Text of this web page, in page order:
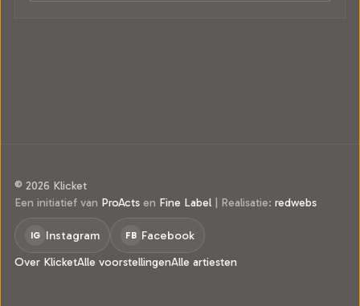
© 2026 Klicket
Een initiatief van ProActs en Fine Label | Realisatie: redwebs
IG Instagram FB Facebook
Over KlicketAlle voorstellingenAlle artiesten